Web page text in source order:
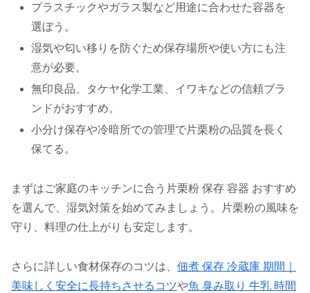
プラスチックやガラス製など用途に合わせた容器を
選ぼう。
湿気や匂い移りを防ぐため保存場所や使い方にも注
意が必要。
無印良品、タケヤ化学工業、イワキなどの信頼ブラ
ンドがおすすめ。
小分け保存や冷暗所での管理で片栗粉の品質を長く
保てる。
まずはご家庭のキッチンに合う片栗粉 保存 容器 おすすめ
を選んで、湿気対策を始めてみましょう。片栗粉の風味を
守り、料理の仕上がりも安定します。
さらに詳しい食材保存のコツは、 佃煮 保存 冷蔵庫 期間｜
美味しく安全に長持ちさせるコツや魚 臭み取り 牛乳 時間